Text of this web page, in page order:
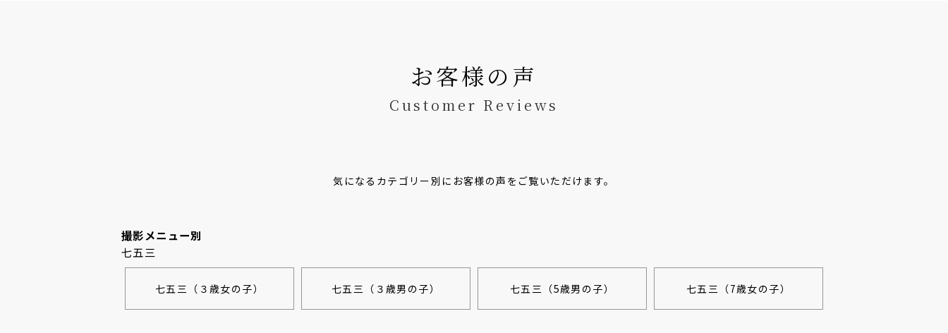
お客様の声
Customer Reviews
気になるカテゴリー別にお客様の声をご覧いただけます。
撮影メニュー別
七五三
七五三（３歳女の子） 七五三（３歳男の子） 七五三（5歳男の子） 七五三（7歳女の子）